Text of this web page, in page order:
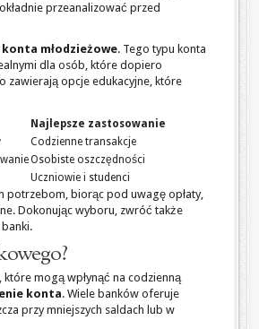
przeanalizować przed
konta młodzieżowe. Tego typu konta
dla osób, które dopiero
zawierają opcje edukacyjne, które
Najlepsze zastosowanie
Codzienne transakcje
Osobiste oszczędności
Uczniowie i studenci
potrzebom, biorąc pod uwagę opłaty,
Dokonując wyboru, zwróć także
mogą wpłynąć na codzienną
konta. Wiele banków oferuje
przy mniejszych saldach lub w